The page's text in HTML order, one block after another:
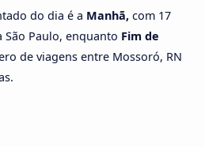
do dia é a Manhã, com 17
Paulo, enquanto Fim de
de viagens entre Mossoró, RN